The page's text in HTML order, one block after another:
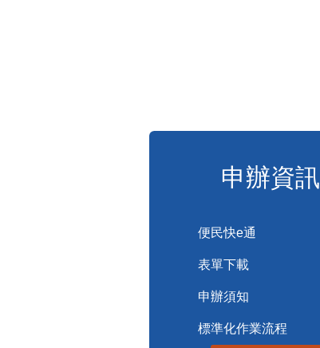
申辦資訊
便民快e通
表單下載